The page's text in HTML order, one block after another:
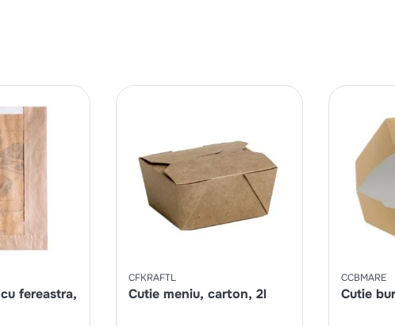
fereastra,
CFKRAFTL
Cutie meniu, carton, 2l
CCBMARE
Cutie